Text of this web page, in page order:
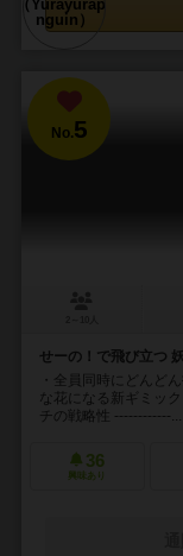
No.5
せーの！で飛び立つ
・全員同時にどんど
な花になる新ギミッ
チの戦略性 ------------...
36
興味あり